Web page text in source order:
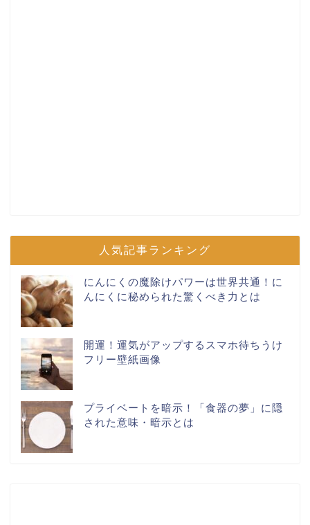
人気記事ランキング
にんにくの魔除けパワーは世界共通！に
んにくに秘められた驚くべき力とは
開運！運気がアップするスマホ待ちうけ
フリー壁紙画像
プライベートを暗示！「食器の夢」に隠
された意味・暗示とは